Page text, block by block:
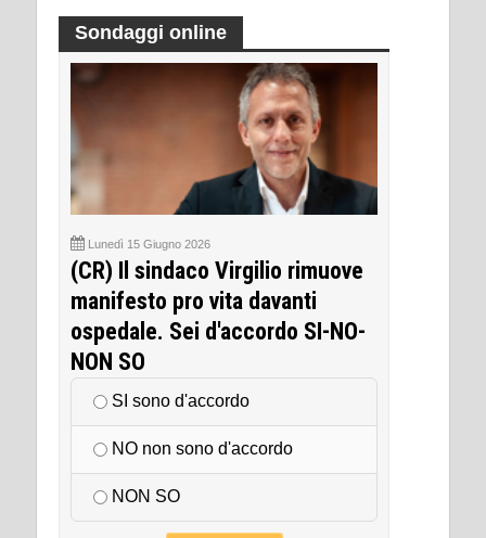
Sondaggi online
Lunedì 15 Giugno 2026
(CR) Il sindaco Virgilio rimuove
manifesto pro vita davanti
ospedale. Sei d'accordo SI-NO-
NON SO
SI sono d'accordo
NO non sono d'accordo
NON SO